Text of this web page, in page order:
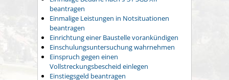
beantragen
Einmalige Leistungen in Notsituationen
beantragen
Einrichtung einer Baustelle vorankündigen
Einschulungsuntersuchung wahrnehmen
Einspruch gegen einen
Vollstreckungsbescheid einlegen
Einstiegsgeld beantragen